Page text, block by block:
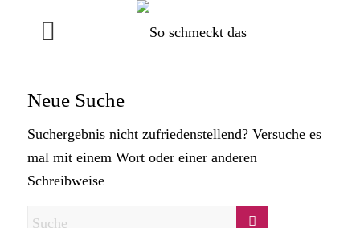
Neue Suche
Suchergebnis nicht zufriedenstellend? Versuche es
mal mit einem Wort oder einer anderen
Schreibweise